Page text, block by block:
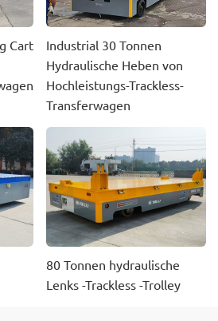
Cart
Industrial 30 Tonnen
Hydraulische Heben von
Hochleistungs-Trackless-
Transferwagen
80 Tonnen hydraulische
Lenks -Trackless -Trolley